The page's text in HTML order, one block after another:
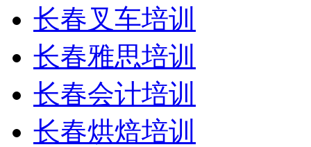
长春叉车培训
长春雅思培训
长春会计培训
长春烘焙培训